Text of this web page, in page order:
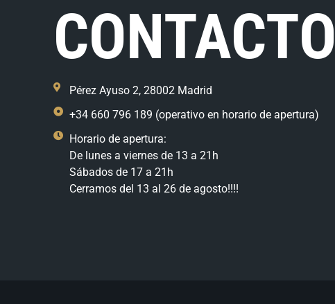
CONTACTO
Pérez Ayuso 2, 28002 Madrid
+34 660 796 189 (operativo en horario de apertura)
Horario de apertura:
De lunes a viernes de 13 a 21h
Sábados de 17 a 21h
Cerramos del 13 al 26 de agosto!!!!